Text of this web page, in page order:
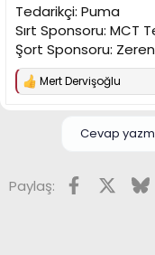
Tedarikçi: Puma
Sırt Sponsoru: MCT
Şort Sponsoru:
T
r
Mert Dervişoğlu
Cevap
Paylaş: Facebook
X